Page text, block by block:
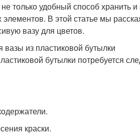
только удобный способ хранить
В этой статье мы
вазу для цветов.
вазы из пластиковой бутылки
бутылки потребуется
краски.